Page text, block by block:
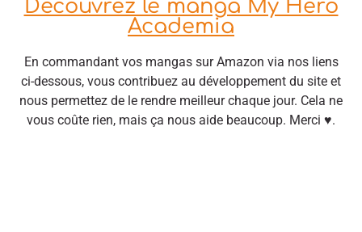
Découvrez le manga My Hero
Academia
En commandant vos mangas sur Amazon via nos liens
ci-dessous, vous contribuez au développement du site et
nous permettez de le rendre meilleur chaque jour. Cela ne
vous coûte rien, mais ça nous aide beaucoup. Merci ♥.